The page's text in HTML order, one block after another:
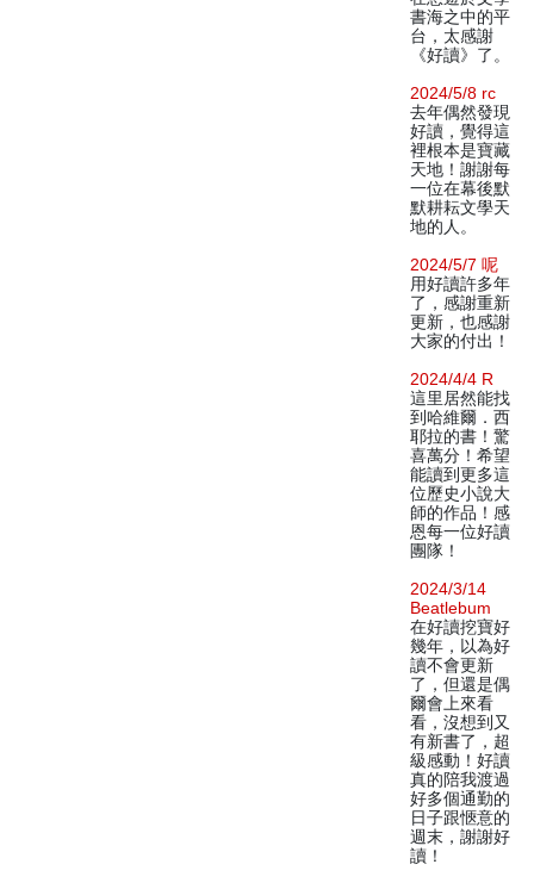
書海之中的平
台，太感謝
《好讀》了。
2024/5/8 rc
去年偶然發現
好讀，覺得這
裡根本是寶藏
天地！謝謝每
一位在幕後默
默耕耘文學天
地的人。
2024/5/7 呢
用好讀許多年
了，感謝重新
更新，也感謝
大家的付出！
2024/4/4 R
這里居然能找
到哈維爾．西
耶拉的書！驚
喜萬分！希望
能讀到更多這
位歷史小說大
師的作品！感
恩每一位好讀
團隊！
2024/3/14
Beatlebum
在好讀挖寶好
幾年，以為好
讀不會更新
了，但還是偶
爾會上來看
看，沒想到又
有新書了，超
級感動！好讀
真的陪我渡過
好多個通勤的
日子跟愜意的
週末，謝謝好
讀！